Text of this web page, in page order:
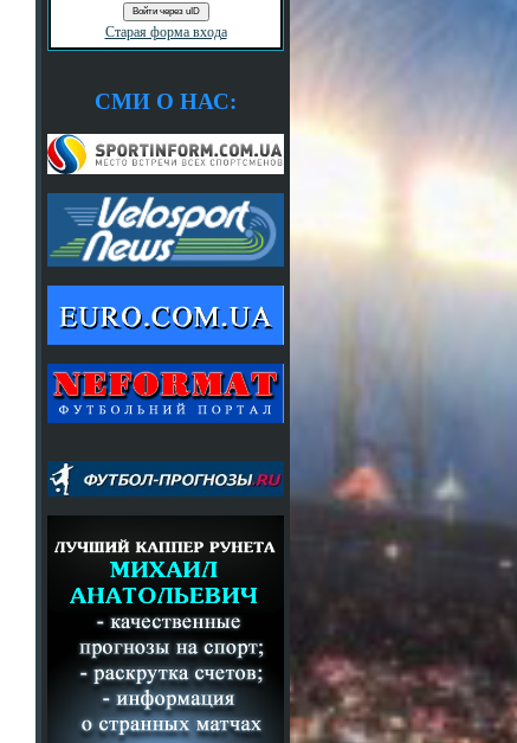
Войти через uID
Старая форма входа
СМИ О НАС: